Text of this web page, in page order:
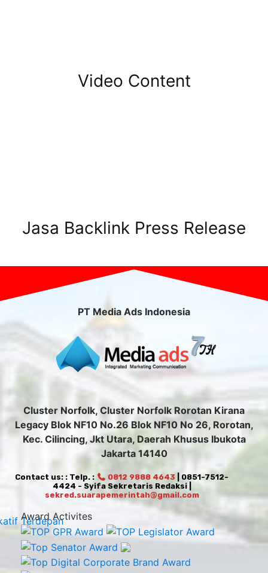
Video Content
Jasa Backlink Press Release
PT Media Ads Indonesia
Cluster Norfolk, Cluster Norfolk Rorotan Kirana
Legacy Blok NF10 No.26 Blok NF10 No 26, Rorotan,
Kec. Cilincing, Jkt Utara, Daerah Khusus Ibukota
Jakarta 14140
Contact us: : Telp. : 0812 9888 4643 | 0851-7512-
4424 - Syifa Sekretaris Redaksi |
sekred.suarapemerintah@gmail.com
Award Activites